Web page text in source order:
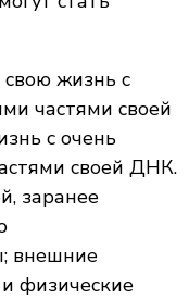
жизнь с
частями своей
с очень
своей ДНК.
заранее
внешние
физические